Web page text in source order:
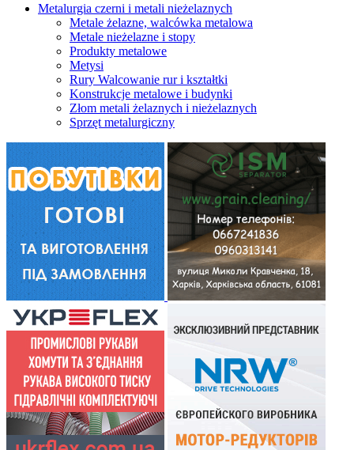
Metalurgia czerni i metali nieżelaznych
Metale żelazne, walcówka metalowa
Metale nieżelazne i stopy
Produkty metalowe
Metysi
Rury Walcowanie rur i kształtki
Konstrukcje metalowe i budynki
Złom metali żelaznych i nieżelaznych
Sprzęt metalurgiczny